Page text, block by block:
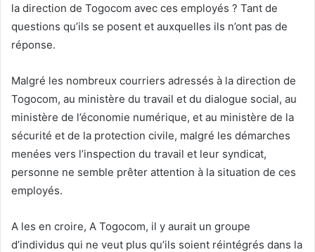
la direction de Togocom avec ces employés ? Tant de
questions qu’ils se posent et auxquelles ils n’ont pas de
réponse.
Malgré les nombreux courriers adressés à la direction de
Togocom, au ministère du travail et du dialogue social, au
ministère de l’économie numérique, et au ministère de la
sécurité et de la protection civile, malgré les démarches
menées vers l’inspection du travail et leur syndicat,
personne ne semble prêter attention à la situation de ces
employés.
A les en croire, A Togocom, il y aurait un groupe
d’individus qui ne veut plus qu’ils soient réintégrés dans la